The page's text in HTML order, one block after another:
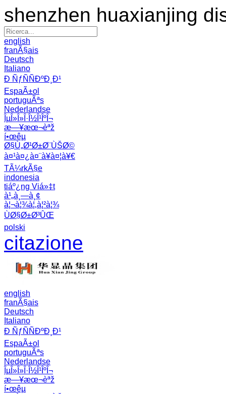
shenzhen huaxianjing
english
franÃ§ais
Deutsch
Italiano
Ð ÑƒÑÑÐºÐ¸Ð¹
EspaÃ±ol
portuguÃªs
Nederlandse
ÎµÎ»Î»Î·Î½Î¹ÎºÎ¬
æ—¥æœ¬èªž
í•œêµ­
Ø§Ù„Ø¹Ø±Ø¨ÙŠØ©
à¤¹à¤¿à¤¨à¥à¤¦à¥€
TÃ¼rkÃ§e
indonesia
tiáº¿ng Viá»‡t
à¹„à¸—à¸¢
à¦¬à¦¾à¦‚à¦²à¦¾
ÙØ§Ø±Ø³ÛŒ
polski
citazione
english
franÃ§ais
Deutsch
Italiano
Ð ÑƒÑÑÐºÐ¸Ð¹
EspaÃ±ol
portuguÃªs
Nederlandse
ÎµÎ»Î»Î·Î½Î¹ÎºÎ¬
æ—¥æœ¬èªž
í•œêµ­